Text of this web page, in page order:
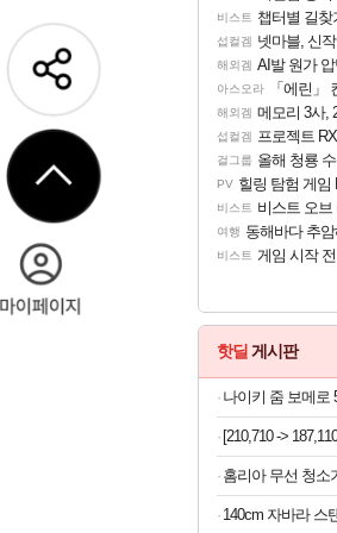
비스트 챕터별 길찾
섭컬겜 넷마블, 신작 서브컬쳐
해외겜 AI발 원가 압
아스오라 「에린」
해외겜 메모리 3사,
섭컬겜 프로젝트 RX
걸그룹 올해 청룡 수상
PV 힐링 탐험 게임
비스트 비스트 오브 리인
여행 동해바다 추
비스트 게임 시작
핫딜 게시판